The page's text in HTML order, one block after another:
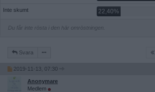
Inte skumt 22,40%
Du får inte rösta i den här omröstningen.
Svara 7411
2019-11-13, 07:30
Anonymare
Medlem